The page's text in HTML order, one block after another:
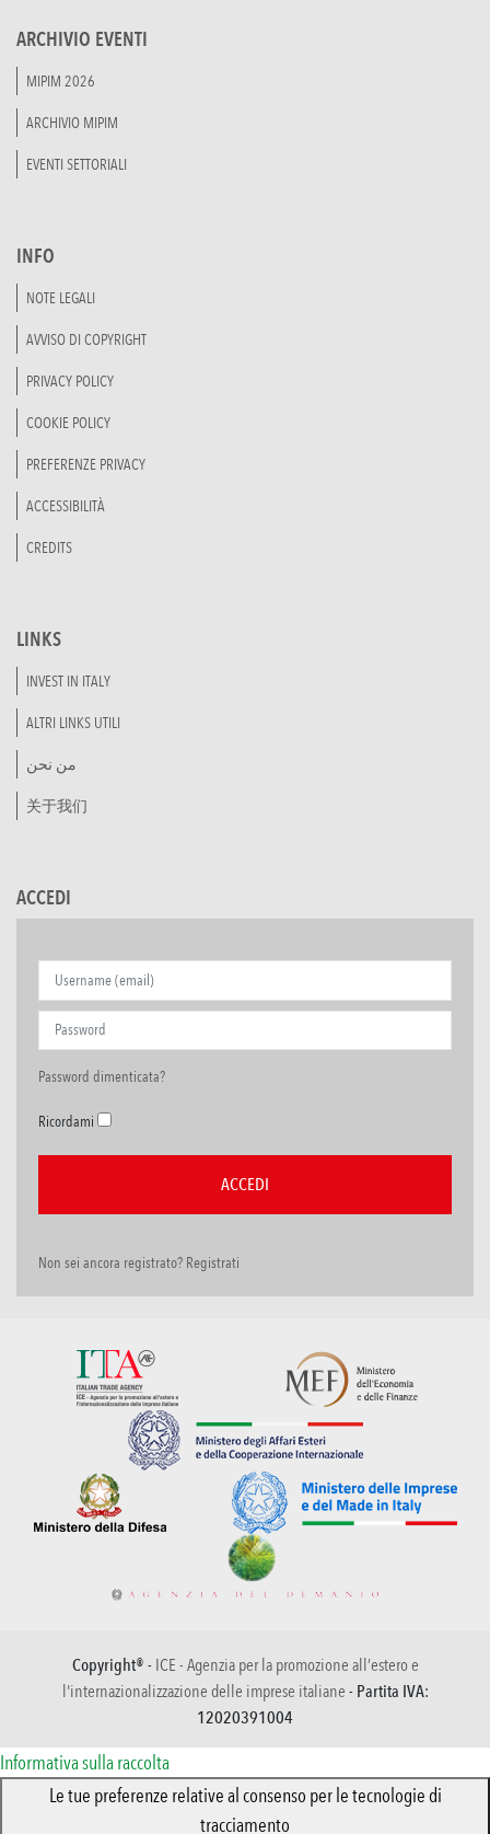
ARCHIVIO EVENTI
MIPIM 2026
ARCHIVIO MIPIM
EVENTI SETTORIALI
INFO
NOTE LEGALI
AVVISO DI COPYRIGHT
PRIVACY POLICY
COOKIE POLICY
PREFERENZE PRIVACY
ACCESSIBILITÀ
CREDITS
LINKS
INVEST IN ITALY
ALTRI LINKS UTILI
من نحن
关于我们
ACCEDI
Password dimenticata?
Ricordami
Non sei ancora registrato? Registrati
Copyright® - ICE - Agenzia per la promozione all’estero e
l'internazionalizzazione delle imprese italiane - Partita IVA:
12020391004
Informativa sulla raccolta
Le tue preferenze relative al consenso per le tecnologie di
tracciamento